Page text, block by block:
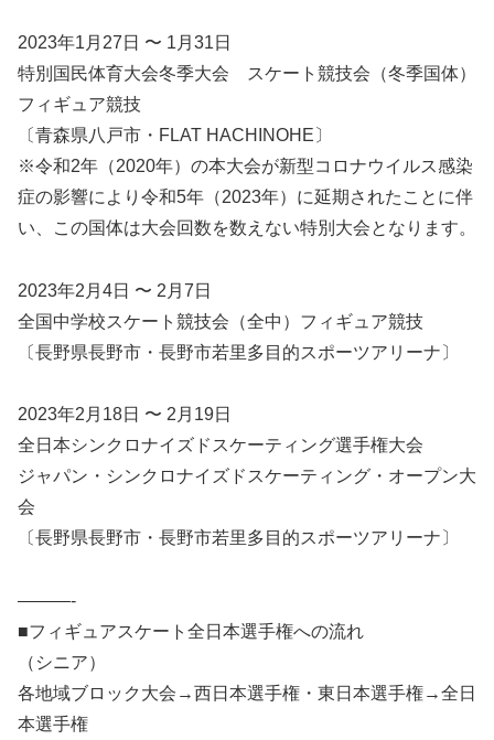
2023年1月27日 〜 1月31日
特別国民体育大会冬季大会 スケート競技会（冬季国体）
フィギュア競技
〔青森県八戸市・FLAT HACHINOHE〕
※令和2年（2020年）の本大会が新型コロナウイルス感染
症の影響により令和5年（2023年）に延期されたことに伴
い、この国体は大会回数を数えない特別大会となります。
2023年2月4日 〜 2月7日
全国中学校スケート競技会（全中）フィギュア競技
〔長野県長野市・長野市若里多目的スポーツアリーナ〕
2023年2月18日 〜 2月19日
全日本シンクロナイズドスケーティング選手権大会
ジャパン・シンクロナイズドスケーティング・オープン大
会
〔長野県長野市・長野市若里多目的スポーツアリーナ〕
———-
■フィギュアスケート全日本選手権への流れ
（シニア）
各地域ブロック大会→西日本選手権・東日本選手権→全日
本選手権